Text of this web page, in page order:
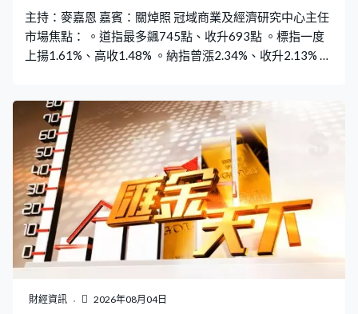
主持：麥嘉恩 嘉賓：關焯照 冠域商業及經濟研究中心主任
市場焦點： 。道指最多飊745點、收升693點 。標指一度
上揚1.61%、高收1.48% 。納指曾漲2.34%、收升2.13% 。
逾4% 。蘋果股價逆市跌近1.8%，連跌咗4日 。特朗普：與
伊朗討論重開霍爾木茲海峽 。特朗普點名批評雪佛龍和埃
克森美孚等大型石油企業，藉油價上漲牟取暴利
財經資訊 2026年08月04日